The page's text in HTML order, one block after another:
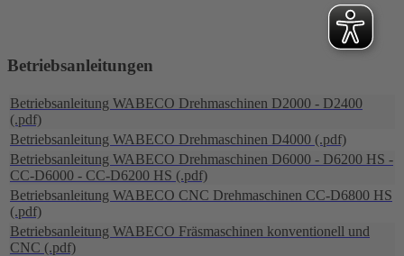
Betriebsanleitungen
Betriebsanleitung WABECO Drehmaschinen D2000 - D2400
(.pdf)
Betriebsanleitung WABECO Drehmaschinen D4000 (.pdf)
Betriebsanleitung WABECO Drehmaschinen D6000 - D6200 HS -
CC-D6000 - CC-D6200 HS (.pdf)
Betriebsanleitung WABECO CNC Drehmaschinen CC-D6800 HS
(.pdf)
Betriebsanleitung WABECO Fräsmaschinen konventionell und
CNC (.pdf)